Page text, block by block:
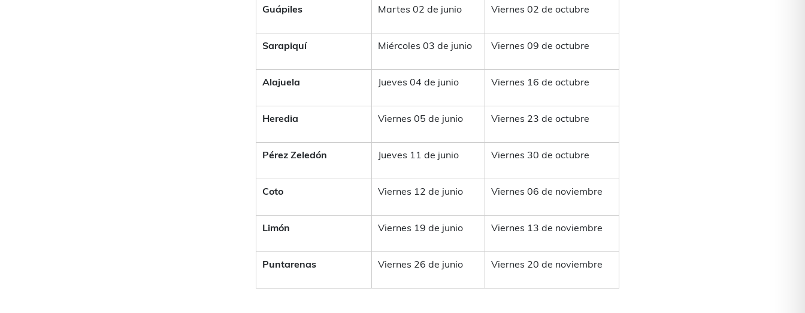
Guápiles Martes 02 de junio Viernes 02 de octubre
Sarapiquí Miércoles 03 de junio Viernes 09 de octubre
Alajuela Jueves 04 de junio Viernes 16 de octubre
Heredia Viernes 05 de junio Viernes 23 de octubre
Pérez Zeledón Jueves 11 de junio Viernes 30 de octubre
Coto Viernes 12 de junio Viernes 06 de noviembre
Limón Viernes 19 de junio Viernes 13 de noviembre
Puntarenas Viernes 26 de junio Viernes 20 de noviembre